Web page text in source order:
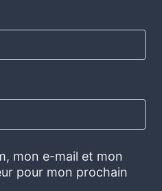
mon e-mail et mon
pour mon prochain